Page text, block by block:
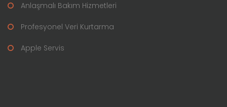
Anlaşmalı Bakım Hizmetleri
Profesyonel Veri Kurtarma
Apple Servis